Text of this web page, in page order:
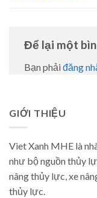
Để lại một
Bạn phải đăng
GIỚI THIỆU
Viet Xanh MHE là
như bộ nguồn thủy
nâng thủy lực, xe
thủy lực.